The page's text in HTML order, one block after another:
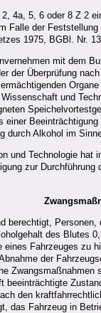
4a, 5, 6 oder 8 Z 2
Falle der
1975, BGBl. Nr.
mit dem
der Überprüfung
und
einer
durch Alkohol im
und Technologie
zur
berechtigt,
des Blutes
eines Fahrzeuges
der
beeinträchtigte
den
das Fahrzeug in